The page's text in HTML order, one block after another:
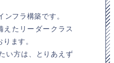
フラ構築です。
えたリーダークラス
ます。
い方は、とりあえず